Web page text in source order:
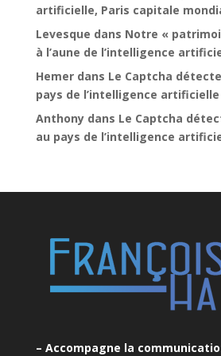
artificielle, Paris capitale
Levesque dans Notre «
à l’aune de l’intelligence
Hemerdans Le Captcha
pays de l’intelligence artificielle
Anthonydans Le Captcha
au pays de l’intelligence
– Accompagne la